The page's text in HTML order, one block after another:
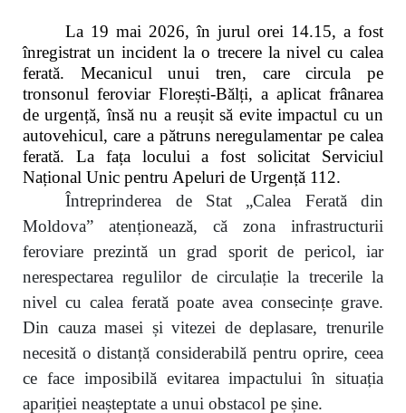
La 19 mai 2026, în jurul orei 14.15, a fost
înregistrat un incident la o trecere la nivel cu calea
ferată. Mecanicul unui tren, care circula pe
tronsonul feroviar Florești-Bălți, a aplicat frânarea
de urgență, însă nu a reușit să evite impactul cu un
autovehicul, care a pătruns neregulamentar pe calea
ferată. La fața locului a fost solicitat Serviciul
Național Unic pentru Apeluri de Urgență 112.
Întreprinderea de Stat „Calea Ferată din
Moldova” atenționează, că zona infrastructurii
feroviare prezintă un grad sporit de pericol, iar
nerespectarea regulilor de circulație la trecerile la
nivel cu calea ferată poate avea consecințe grave.
Din cauza masei și vitezei de deplasare, trenurile
necesită o distanță considerabilă pentru oprire, ceea
ce face imposibilă evitarea impactului în situația
apariției neașteptate a unui obstacol pe șine.